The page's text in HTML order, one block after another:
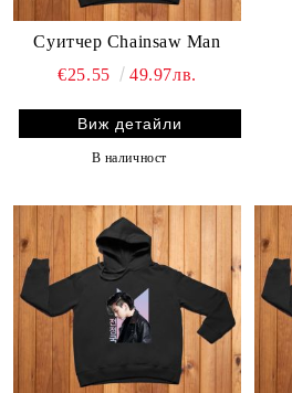
Суитчер Chainsaw Man
€25.55
49.97лв.
Виж детайли
В наличност